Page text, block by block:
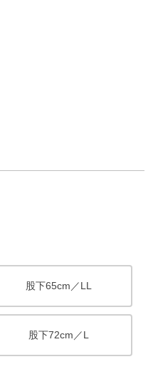
股下65cm／LL
股下72cm／L